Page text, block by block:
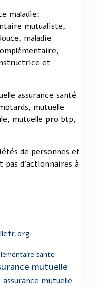
maladie:
mutualiste,
maladie
et
assurance santé
mutuelle
mutuelle pro btp,
de personnes et
pas d'actionnaires à
sante
mutuelle
assurance mutuelle